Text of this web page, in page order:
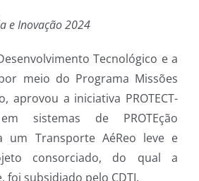
e Inovação 2024
Tecnológico e a
meio do Programa Missões
aprovou a iniciativa PROTECT-
sistemas de PROTEção
um Transporte AéReo leve e
consorciado, do qual a
foi subsidiado pelo CDTI.